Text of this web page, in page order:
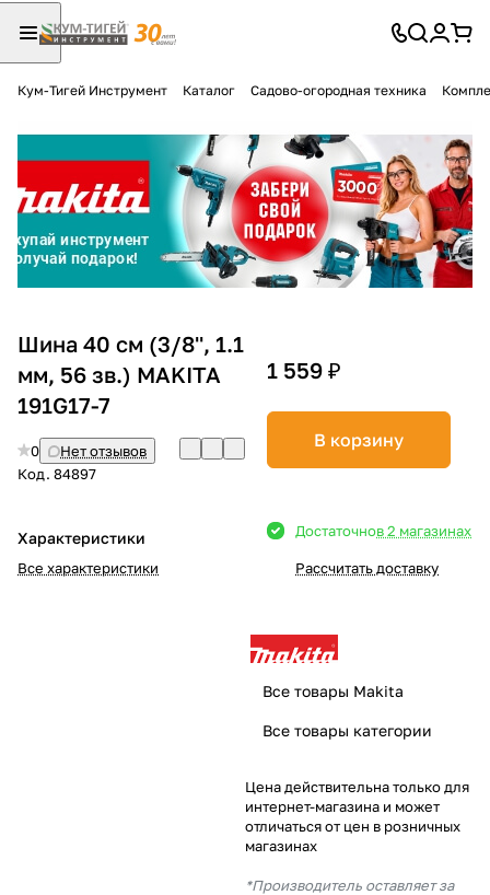
Кум-Тигей Инструмент Каталог Садово-огородная техника
Шина 40 см (3/8'', 1.1
мм, 56 зв.) MAKITA
191G17-7
0
Нет отзывов
Код. 84897
Характеристики
Все характеристики
1 559 ₽
В корзину
Достаточнов 2 магазинах
Рассчитать доставку
Все товары Makita
Все товары категории
Цена действительна только для
интернет-магазина и может
отличаться от цен в розничных
магазинах
*Производитель оставляет за
Разбейте
оплатуна части
без переплат
График платежей
Сегодня
в корзину
% картой любого банка
% будут
с вашей карты